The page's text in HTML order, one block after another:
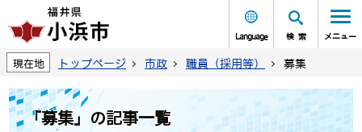
Language 検索 メニュー
現在地 トップページ 市政 職員（採用等） 募集
「募集」の記事一覧